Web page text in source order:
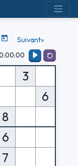
Suivant»
3
6
8
6
7